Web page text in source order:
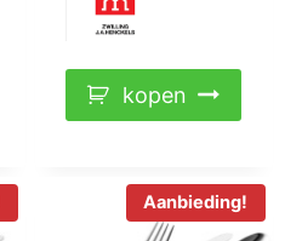
kopen
Aanbieding!